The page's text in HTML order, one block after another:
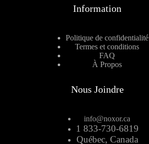
Information
Politique de confidentialité
Termes et conditions
FAQ
À Propos
Nous Joindre
info@noxor.ca
1 833-730-6819
Québec, Canada